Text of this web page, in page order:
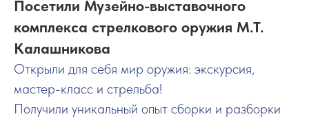
Посетили Музейно-выставочного
комплекса стрелкового оружия М.Т.
Калашникова
Открыли для себя мир оружия: экскурсия,
мастер-класс и стрельба!
Получили уникальный опыт сборки и разборки